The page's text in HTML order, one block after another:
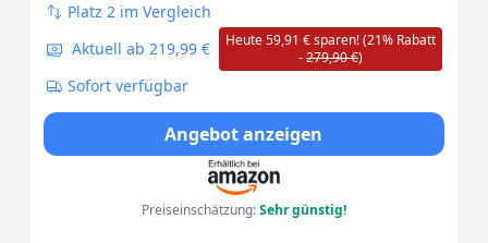
Platz 2 im Vergleich
Aktuell ab 219,99 €
Heute 59,91 € sparen! (21% Rabatt
-279,90 €)
Sofort verfügbar
Angebot anzeigen
Preiseinschätzung:Sehr günstig!